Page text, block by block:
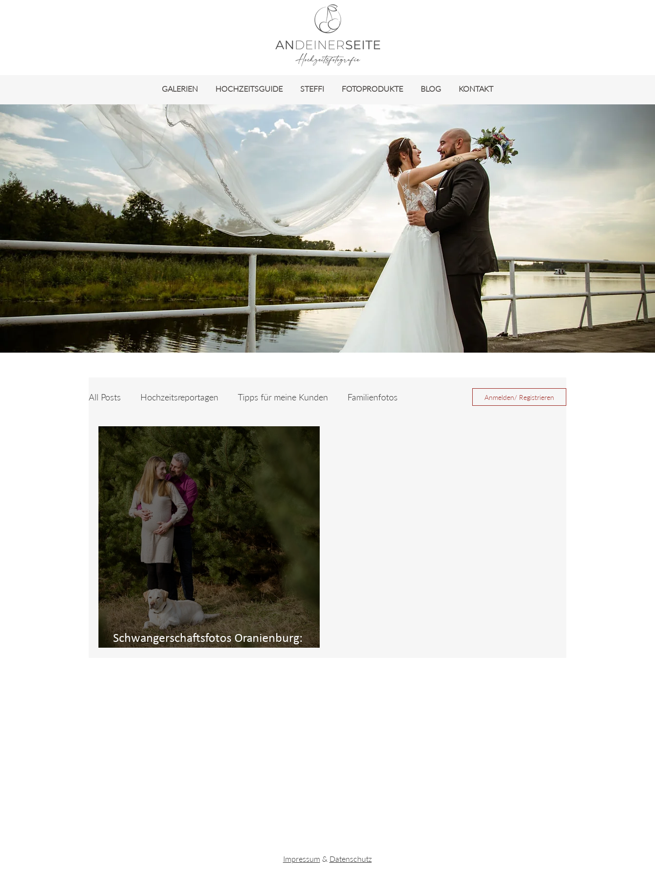
GALERIEN HOCHZEITSGUIDE STEFFI FOTOPRODUKTE BLOG KONTAKT
All Posts Hochzeitsreportagen Tipps für meine Kunden Familienfotos Anmelden/ Registrieren
Schwangerschaftsfotos Oranienburg:
Babybauchfotos in der Natur mit Hund
Impressum & Datenschutz